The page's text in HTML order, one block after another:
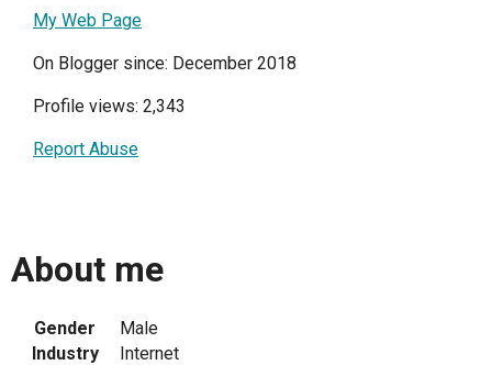
My Web Page
On Blogger since: December 2018
Profile views: 2,343
Report Abuse
About me
Gender
Male
Industry
Internet